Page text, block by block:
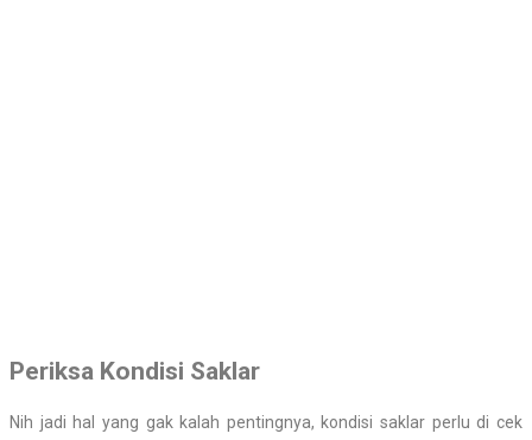
Periksa Kondisi Saklar
Nih jadi hal yang gak kalah pentingnya, kondisi saklar perlu di cek